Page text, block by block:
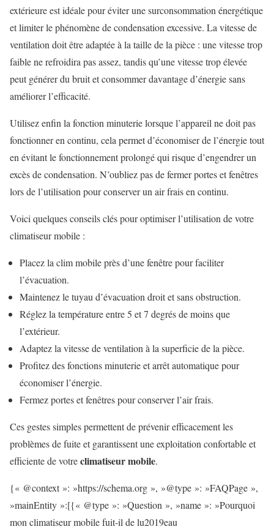
extérieure est idéale pour éviter une surconsommation énergétique
et limiter le phénomène de condensation excessive. La vitesse de
ventilation doit être adaptée à la taille de la pièce : une vitesse trop
faible ne refroidira pas assez, tandis qu’une vitesse trop élevée
peut générer du bruit et consommer davantage d’énergie sans
améliorer l’efficacité.
Utilisez enfin la fonction minuterie lorsque l’appareil ne doit pas
fonctionner en continu, cela permet d’économiser de l’énergie tout
en évitant le fonctionnement prolongé qui risque d’engendrer un
excès de condensation. N’oubliez pas de fermer portes et fenêtres
lors de l’utilisation pour conserver un air frais en continu.
Voici quelques conseils clés pour optimiser l’utilisation de votre
climatiseur mobile :
Placez la clim mobile près d’une fenêtre pour faciliter
l’évacuation.
Maintenez le tuyau d’évacuation droit et sans obstruction.
Réglez la température entre 5 et 7 degrés de moins que
l’extérieur.
Adaptez la vitesse de ventilation à la superficie de la pièce.
Profitez des fonctions minuterie et arrêt automatique pour
économiser l’énergie.
Fermez portes et fenêtres pour conserver l’air frais.
Ces gestes simples permettent de prévenir efficacement les
problèmes de fuite et garantissent une exploitation confortable et
efficiente de votreclimatiseur mobile.
{« @context »: »https://schema.org », »@type »: »FAQPage »,
»mainEntity »:[{« @type »: »Question », »name »: »Pourquoi
mon climatiseur mobile fuit-il de lu2019eau